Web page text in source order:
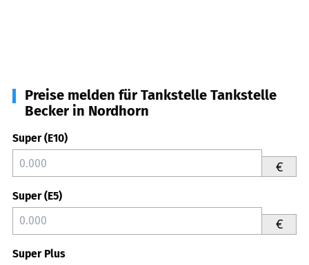
Preise melden für Tankstelle Tankstelle
Becker in Nordhorn
Super (E10)
€
Super (E5)
€
Super Plus